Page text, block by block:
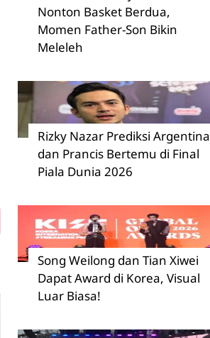
Nonton Basket Berdua,
Momen Father-Son Bikin
Meleleh
Rizky Nazar Prediksi Argentina
dan Prancis Bertemu di Final
Piala Dunia 2026
Song Weilong dan Tian Xiwei
Dapat Award di Korea, Visual
Luar Biasa!